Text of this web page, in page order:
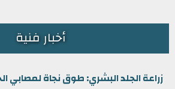
أخبار فنية
زراعة الجلد البشري: طوق نجاة لمصابي